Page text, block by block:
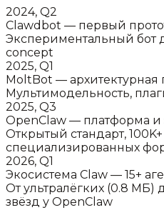
2024, Q2
Clawdbot — первый
Экспериментальный бот
concept
2025, Q1
MoltBot — архитектурная
Мультимодельность,
2025, Q3
OpenClaw — платформа и
Открытый стандарт,
специализированных
2026, Q1
Экосистема Claw — 15+
От ультралёгких (0.8 МБ)
звёзд у OpenClaw